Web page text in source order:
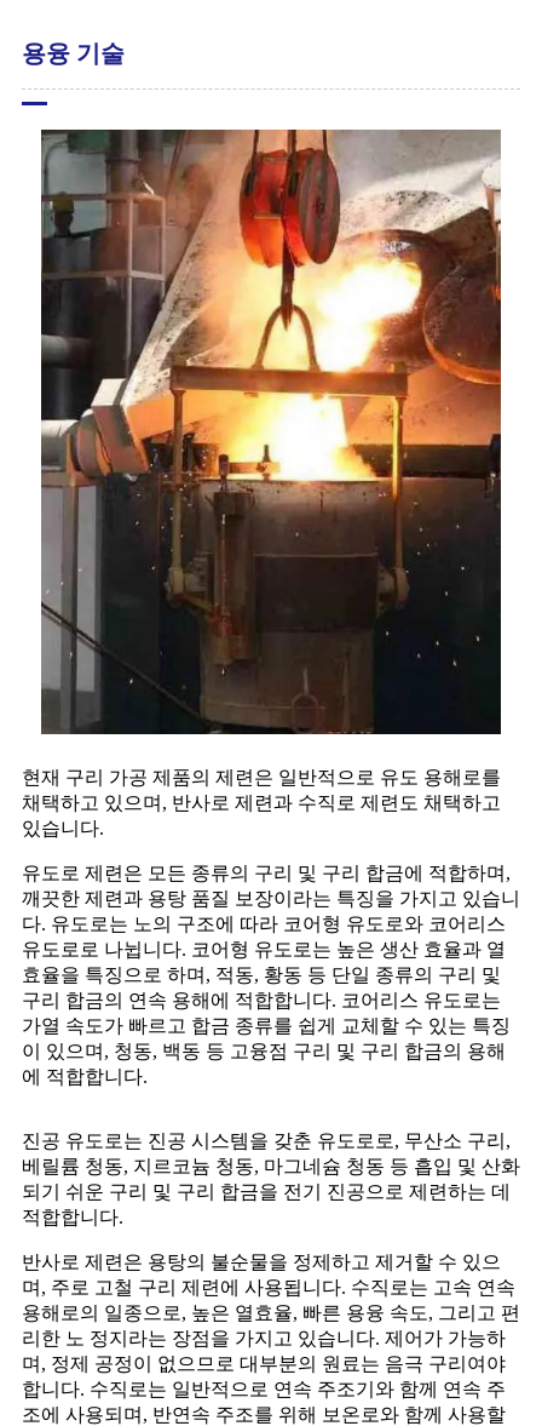
용융 기술
현재 구리 가공 제품의 제련은 일반적으로 유도 용해로를
채택하고 있으며, 반사로 제련과 수직로 제련도 채택하고
있습니다.
유도로 제련은 모든 종류의 구리 및 구리 합금에 적합하며,
깨끗한 제련과 용탕 품질 보장이라는 특징을 가지고 있습니
다. 유도로는 노의 구조에 따라 코어형 유도로와 코어리스
유도로로 나뉩니다. 코어형 유도로는 높은 생산 효율과 열
효율을 특징으로 하며, 적동, 황동 등 단일 종류의 구리 및
구리 합금의 연속 용해에 적합합니다. 코어리스 유도로는
가열 속도가 빠르고 합금 종류를 쉽게 교체할 수 있는 특징
이 있으며, 청동, 백동 등 고융점 구리 및 구리 합금의 용해
에 적합합니다.
진공 유도로는 진공 시스템을 갖춘 유도로로, 무산소 구리,
베릴륨 청동, 지르코늄 청동, 마그네슘 청동 등 흡입 및 산화
되기 쉬운 구리 및 구리 합금을 전기 진공으로 제련하는 데
적합합니다.
반사로 제련은 용탕의 불순물을 정제하고 제거할 수 있으
며, 주로 고철 구리 제련에 사용됩니다. 수직로는 고속 연속
용해로의 일종으로, 높은 열효율, 빠른 용융 속도, 그리고 편
리한 노 정지라는 장점을 가지고 있습니다. 제어가 가능하
며, 정제 공정이 없으므로 대부분의 원료는 음극 구리여야
합니다. 수직로는 일반적으로 연속 주조기와 함께 연속 주
조에 사용되며, 반연속 주조를 위해 보온로와 함께 사용할